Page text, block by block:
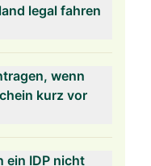
legal fahren
wenn
kurz vor
ein IDP nicht